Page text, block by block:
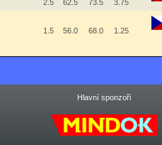
2.5 62.5 73.5 3.75
1.5 56.0 68.0 1.25
Hlavní sponzoři